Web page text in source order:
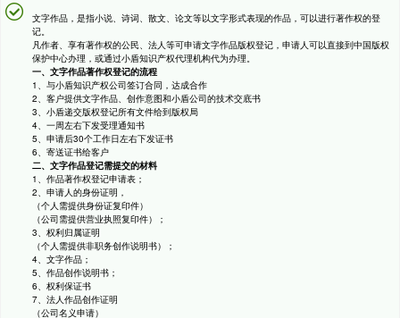
文字作品，是指小说、诗词、散文、论文等以文字形式表现的作品，可以进行著作权的登
记。
凡作者、享有著作权的公民、法人等可申请文字作品版权登记，申请人可以直接到中国版权
保护中心办理，或通过小盾知识产权代理机构代为办理。
一、文字作品著作权登记的流程
1、与小盾知识产权公司签订合同，达成合作
2、客户提供文字作品、创作意图和小盾公司的技术交底书
3、小盾递交版权登记所有文件给到版权局
4、一周左右下发受理通知书
5、申请后30个工作日左右下发证书
6、寄送证书给客户
二、文字作品登记需提交的材料
1、作品著作权登记申请表；
2、申请人的身份证明，
（个人需提供身份证复印件）
（公司需提供营业执照复印件）；
3、权利归属证明
（个人需提供非职务创作说明书）；
4、文字作品；
5、作品创作说明书；
6、权利保证书
7、法人作品创作证明
（公司名义申请）